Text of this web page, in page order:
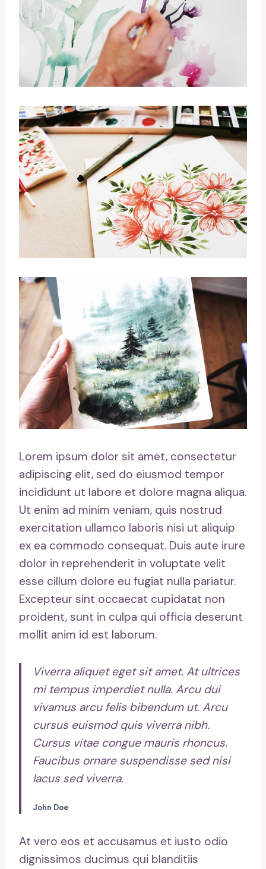
Lorem ipsum dolor sit amet, consectetur
adipiscing elit, sed do eiusmod tempor
incididunt ut labore et dolore magna aliqua.
Ut enim ad minim veniam, quis nostrud
exercitation ullamco laboris nisi ut aliquip
ex ea commodo consequat. Duis aute irure
dolor in reprehenderit in voluptate velit
esse cillum dolore eu fugiat nulla pariatur.
Excepteur sint occaecat cupidatat non
proident, sunt in culpa qui officia deserunt
mollit anim id est laborum.
Viverra aliquet eget sit amet. At ultrices
mi tempus imperdiet nulla. Arcu dui
vivamus arcu felis bibendum ut. Arcu
cursus euismod quis viverra nibh.
Cursus vitae congue mauris rhoncus.
Faucibus ornare suspendisse sed nisi
lacus sed viverra.
John Doe
At vero eos et accusamus et iusto odio
dignissimos ducimus qui blanditiis